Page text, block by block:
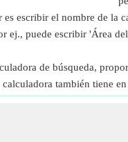
escribir el nombre de la
ej., puede escribir 'Área
de búsqueda,
calculadora también tiene